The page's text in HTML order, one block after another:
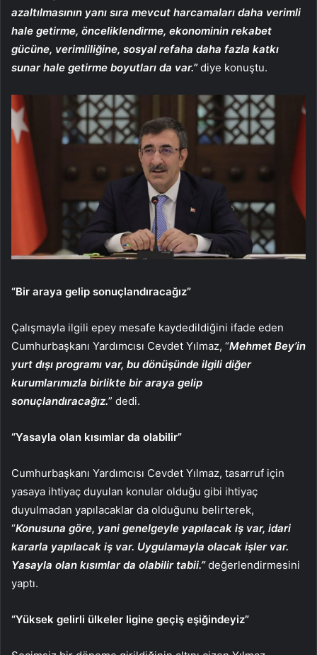
azaltılmasının yanı sıra mevcut harcamaları daha verimli
hale getirme, önceliklendirme, ekonominin rekabet
gücüne, verimliliğine, sosyal refaha daha fazla katkı
sunar hale getirme boyutları da var.”diye konuştu.
“Bir araya gelip sonuçlandıracağız”
Çalışmayla ilgili epey mesafe kaydedildiğini ifade eden
Cumhurbaşkanı Yardımcısı Cevdet Yılmaz, “Mehmet Bey’in
yurt dışı programı var, bu dönüşünde ilgili diğer
kurumlarımızla birlikte bir araya gelip
sonuçlandıracağız.” dedi.
“Yasayla olan kısımlar da olabilir”
Cumhurbaşkanı Yardımcısı Cevdet Yılmaz, tasarruf için
yasaya ihtiyaç duyulan konular olduğu gibi ihtiyaç
duyulmadan yapılacaklar da olduğunu belirterek,
“Konusuna göre, yani genelgeyle yapılacak iş var, idari
kararla yapılacak iş var. Uygulamayla olacak işler var.
Yasayla olan kısımlar da olabilir tabii.”değerlendirmesini
yaptı.
“Yüksek gelirli ülkeler ligine geçiş eşiğindeyiz”